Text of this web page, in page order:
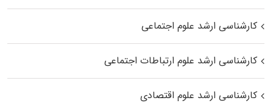
کارشناسی ارشد علوم اجتماعی
کارشناسی ارشد علوم ارتباطات اجتماعی
کارشناسی ارشد علوم اقتصادی